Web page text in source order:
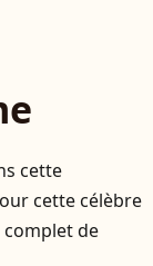
cette
cette célèbre
complet de